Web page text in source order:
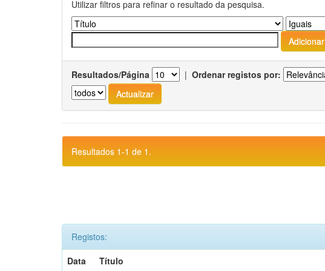
Utilizar filtros para refinar o resultado da pesquisa.
Resultados/Página | Ordenar registos por:
Resultados 1-1 de 1.
Registos:
Data
Título